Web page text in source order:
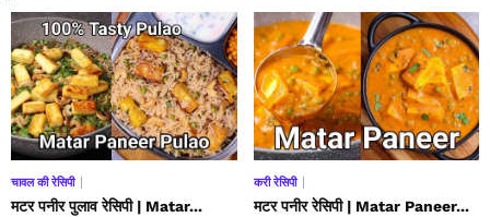
चावल की रेसिपी
मटर पनीर पुलाव रेसिपी | Matar...
करी रेसिपी
मटर पनीर रेसिपी | Matar Paneer...